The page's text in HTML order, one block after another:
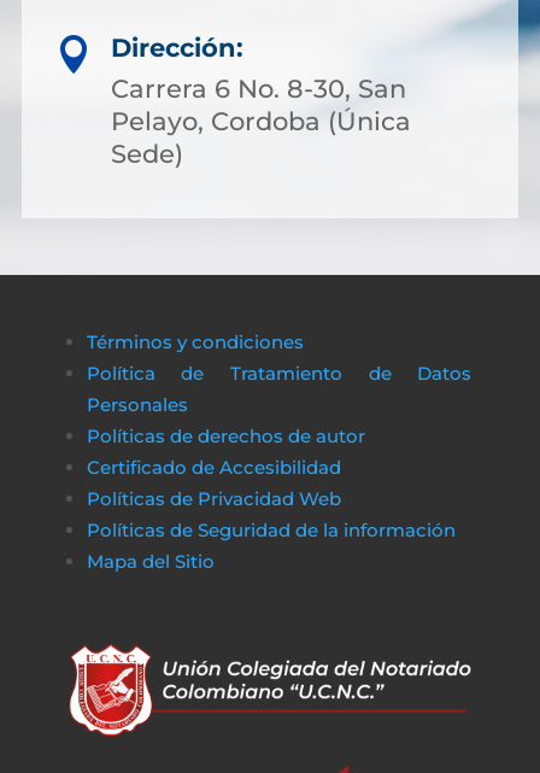

Dirección:
Carrera 6 No. 8-30, San
Pelayo, Cordoba (Única
Sede)
Términos y condiciones
Política de Tratamiento de Datos
Personales
Políticas de derechos de autor
Certificado de Accesibilidad
Políticas de Privacidad Web
Políticas de Seguridad de la información
Mapa del Sitio